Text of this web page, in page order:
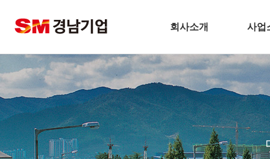
회사소개
기업개요
CEO 인사말
비전
주요연혁
경남기업 네트워크
사업
주택
토
플
환